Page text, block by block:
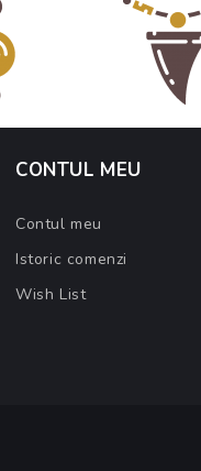
CONTUL MEU
Contul meu
Istoric comenzi
Wish List